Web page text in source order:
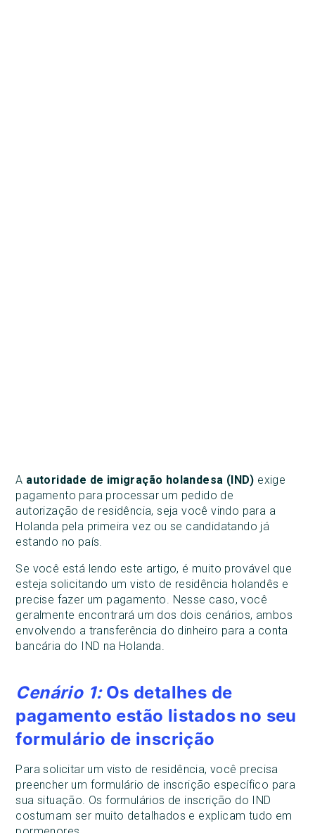
A autoridade de imigração holandesa (IND) exige
pagamento para processar um pedido de
autorização de residência, seja você vindo para a
Holanda pela primeira vez ou se candidatando já
estando no país.
Se você está lendo este artigo, é muito provável que
esteja solicitando um visto de residência holandês e
precise fazer um pagamento. Nesse caso, você
geralmente encontrará um dos dois cenários, ambos
envolvendo a transferência do dinheiro para a conta
bancária do IND na Holanda.
Cenário 1:Os detalhes de
pagamento estão listados no seu
formulário de inscrição
Para solicitar um visto de residência, você precisa
preencher um formulário de inscrição específico para
sua situação. Os formulários de inscrição do IND
costumam ser muito detalhados e explicam tudo em